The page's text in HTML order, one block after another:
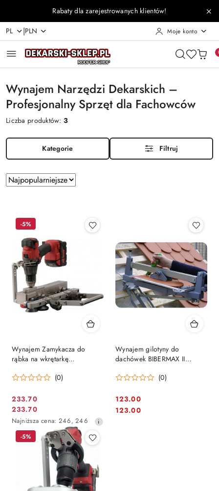
Przejdź do treści głównej
Przejdź do wyszukiwarki
Przejdź do moje konto
Przejdź do menu głównego
Przejdź do stopkiRabaty dla zarejestrowanych klientów!
PL |PLN Moje konto
Wynajem Narzędzi Dekarskich –
Profesjonalny Sprzęt dla Fachowców
Liczba produktów:3
Kategorie Filtruj
Zastosowano
sortowanie:
Sortuj
według
Wynajem Zamykacza do
rąbka na wkrętarkę
Seamer
(0)
Cena
promocyjna:
233.70
Cena
promocyjna:
233.70
Najniższa
cena
Najniższa cena: 246, 246
-5%
Wynajem gilotyny do
dachówek BIBERMAX II
(0)
Cena:
123.00
Cena:
123.00
-5%